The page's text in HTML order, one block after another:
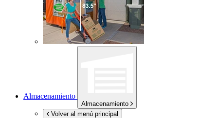
Almacenamiento
Almacenamiento
Volver al menú principal